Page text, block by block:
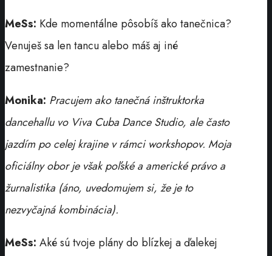
MeSs: Kde momentálne pôsobíš ako tanečnica?
Venuješ sa len tancu alebo máš aj iné
zamestnanie?
Monika: Pracujem ako tanečná inštruktorka
dancehallu vo Viva Cuba Dance Studio, ale často
jazdím po celej krajine v rámci workshopov. Moja
oficiálny obor je však poľské a americké právo a
žurnalistika (áno, uvedomujem si, že je to
nezvyčajná kombinácia).
MeSs: Aké sú tvoje plány do blízkej a ďalekej